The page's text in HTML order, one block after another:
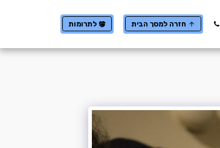
חזרה למסך הבית לתרומות